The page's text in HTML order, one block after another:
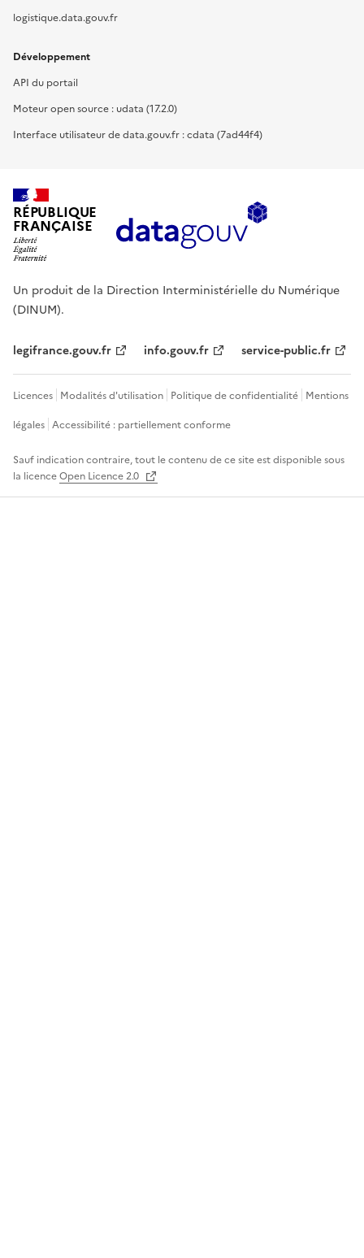
logistique.data.gouv.fr
Développement
API du portail
Moteur open source : udata (17.2.0)
Interface utilisateur de data.gouv.fr : cdata (7ad44f4)
RÉPUBLIQUE
FRANÇAISE
Un produit de la Direction Interministérielle du Numérique
(DINUM).
legifrance.gouv.fr info.gouv.fr service-public.fr
Licences Modalités d'utilisation Politique de confidentialité Mentions
légales Accessibilité : partiellement conforme
Sauf indication contraire, tout le contenu de ce site est disponible sous
la licenceOpen Licence 2.0